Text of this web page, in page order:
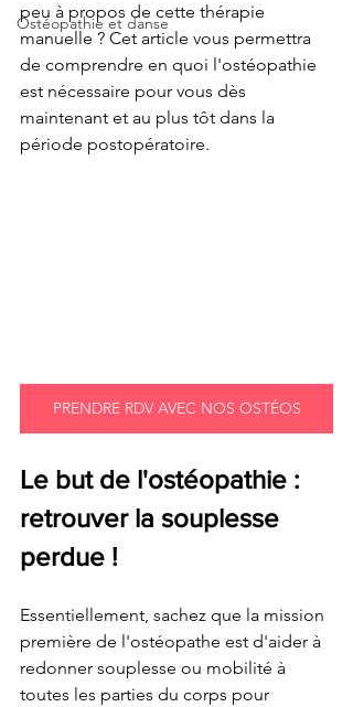
Ostéopathie et danse
peu à propos de cette thérapie
manuelle ? Cet article vous permettra
de comprendre en quoi l'ostéopathie
est nécessaire pour vous dès
maintenant et au plus tôt dans la
période postopératoire.
PRENDRE RDV AVEC NOS OSTÉOS
Le but de l'ostéopathie :
retrouver la souplesse
perdue !
Essentiellement, sachez que la mission
première de l'ostéopathe est d'aider à
redonner souplesse ou mobilité à
toutes les parties du corps pour